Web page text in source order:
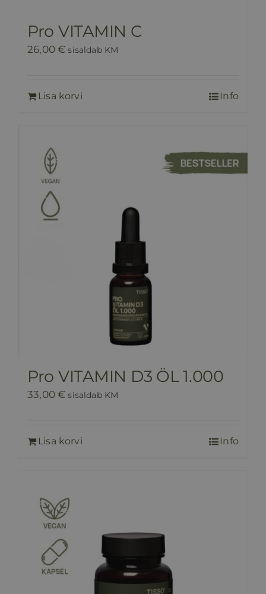
Pro VITAMIN C
26,00€ sisaldab KM
Lisa korvi Info
Pro VITAMIN D3 ÖL 1.000
33,00€ sisaldab KM
Lisa korvi Info